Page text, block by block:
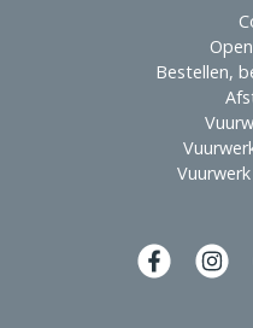
Bestellen,